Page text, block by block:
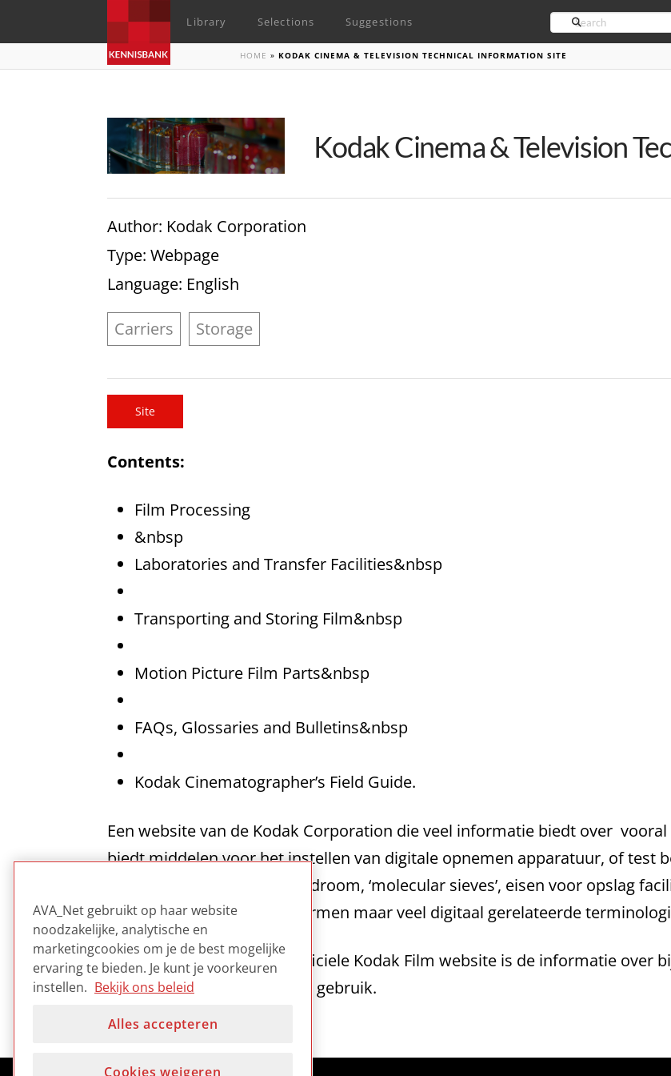
Library Selections Suggestions Search
HOME »KODAK CINEMA & TELEVISION TECHNICAL INFORMATION SITE
Kodak Cinema & Television
Author: Kodak Corporation
Type: Webpage
Language: English
Carriers Storage
Site
Contents:
Film Processing
&nbsp
Laboratories and Transfer Facilities&nbsp
Transporting and Storing Film&nbsp
Motion Picture Film Parts&nbsp
FAQs, Glossaries and Bulletins&nbsp
Kodak Cinematographer’s Field Guide.
Een website van de Kodak Corporation die veel informatie biedt over
biedt middelen voor het instellen van digitale opnemen apparatuur, of test
biedt info over azijnzuursyndroom, ‘molecular sieves’, eisen voor opslag
bevat niet alleen analoog termen maar veel digitaal gerelateerde
Hoewel het gaat om een officiele Kodak Film website is de informatie over
behulpzaam voor algemeen gebruik.
AVA_Net gebruikt op haar website
noodzakelijke, analytische en
marketingcookies om je de best mogelijke
ervaring te bieden. Je kunt je voorkeuren
instellen. Bekijk ons beleid
Alles accepteren
Cookies weigeren